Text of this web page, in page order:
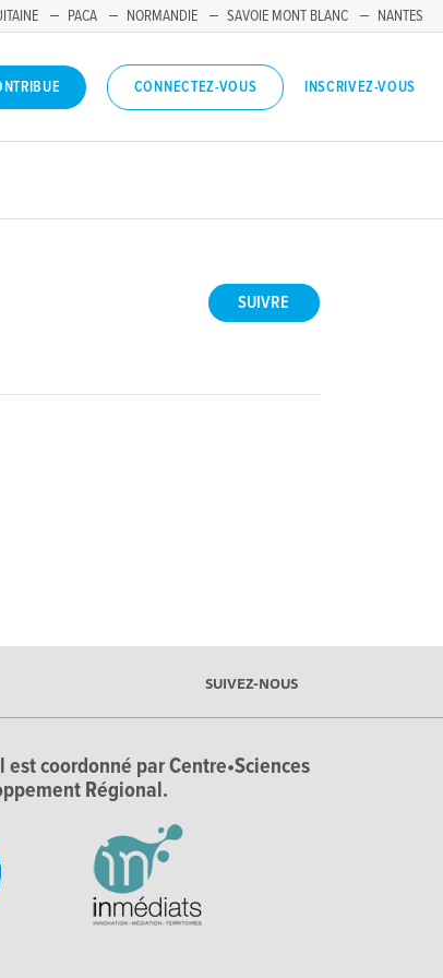
PACA NORMANDIE SAVOIE MONT BLANC
NANTES
CONNECTEZ-VOUS INSCRIVEZ-VOUS
SUIVRE
SUIVEZ-NOUS
coordonné par Centre•Sciences
Régional.